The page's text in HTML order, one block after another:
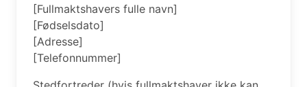
[Fullmaktshavers fulle navn]
[Fødselsdato]
[Adresse]
[Telefonnummer]